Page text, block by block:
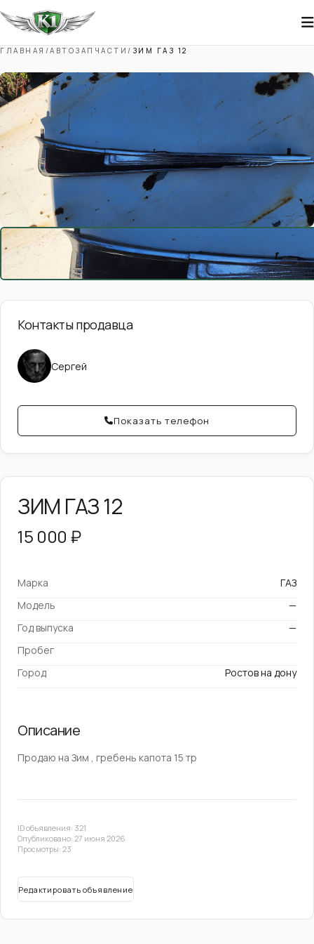
ГЛАВНАЯ /АВТОЗАПЧАСТИ / ЗИМ ГАЗ 12
Контакты продавца
Сергей
Показать телефон
ЗИМ ГАЗ 12
15 000 ₽
Марка
ГАЗ
Модель
—
Год выпуска
—
Пробег
Город
Ростов на дону
Описание
Продаю на Зим , гребень капота 15 тр
ID объявления: 321
Опубликовано: 27 июня 2026
Просмотры: 23
Редактировать объявление